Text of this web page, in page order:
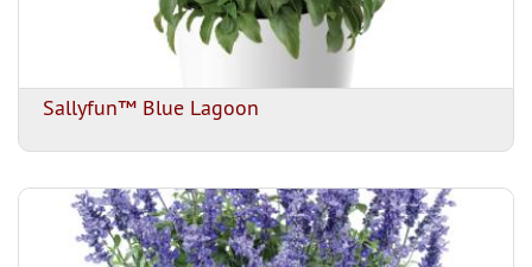
Sallyfun™ Blue Lagoon